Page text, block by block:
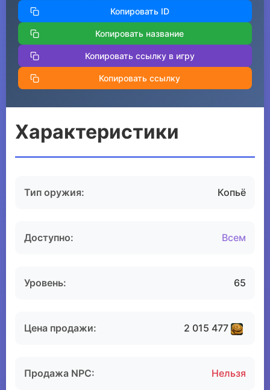
Копировать ID
Копировать название
Копировать ссылку в игру
Копировать ссылку
Характеристики
Тип оружия: Копьё
Доступно: Всем
Уровень: 65
Цена продажи: 2 015 477
Продажа NPC: Нельзя